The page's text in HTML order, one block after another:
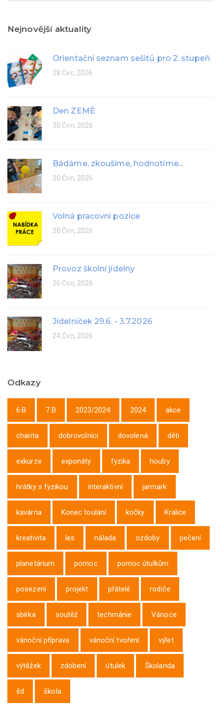
Nejnovější aktuality
Orientační seznam sešitů pro 2. stupeň
28 Čvc, 2026
Den ZEMĚ
30 Čvn, 2026
Bádáme, zkoušíme, hodnotíme...
30 Čvn, 2026
Volná pracovní pozice
28 Čvn, 2026
Provoz školní jídelny
26 Čvn, 2026
Jídelníček 29.6. - 3.7.2026
24 Čvn, 2026
Odkazy
6.B 7.B 2023/2024 2024 akce
charita dobrovolníci dovolená děti
exkurze exponáty fyzika houby
hrátky s fyzikou interaktivní jarmark
kavárna Konec toulání kočky Kralice
kreativita les nálada ozdoby pečení
planetárium pomoc pomoc útulkům
posezení projekt přátelé rodiče
sbírka soutěž techmánie Vánoce
vánoční příprava vánoční tvoření výlet
výtěžek zdobení útulek Školanda
šd škola